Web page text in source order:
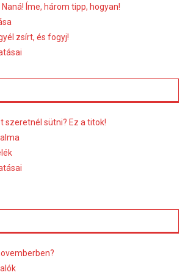
Íme, három tipp, hogyan!
zsírt, és fogyj!
szeretnél sütni? Ez a titok!